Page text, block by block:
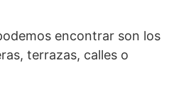
encontrar son los
terrazas, calles o